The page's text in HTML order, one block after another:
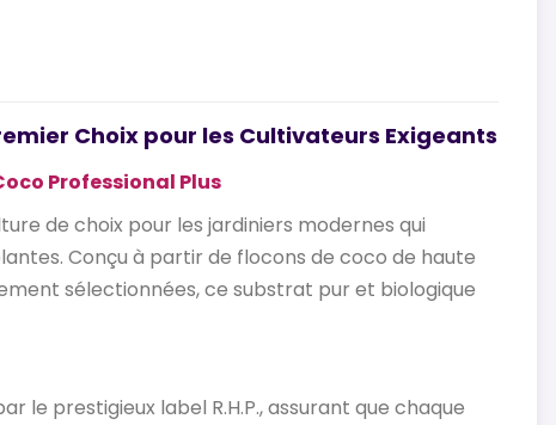
Choix pour les Cultivateurs Exigeants
Professional Plus
de choix pour les jardiniers modernes qui
Conçu à partir de flocons de coco de haute
sélectionnées, ce substrat pur et biologique
le prestigieux label R.H.P., assurant que chaque